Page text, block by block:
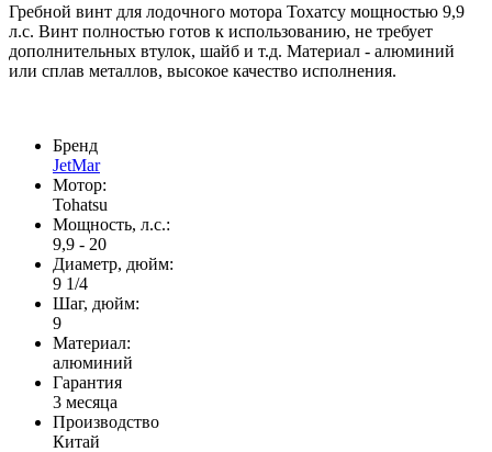
Гребной винт для лодочного мотора Тохатсу мощностью 9,9
л.с. Винт полностью готов к использованию, не требует
дополнительных втулок, шайб и т.д. Материал - алюминий
или сплав металлов, высокое качество исполнения.
Бренд
JetMar
Мотор:
Tohatsu
Мощность, л.с.:
9,9 - 20
Диаметр, дюйм:
9 1/4
Шаг, дюйм:
9
Материал:
алюминий
Гарантия
3 месяца
Производство
Китай